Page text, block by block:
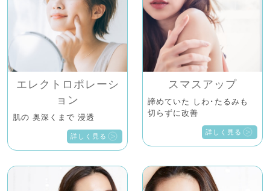
エレクトロポレーシ
ョン
肌の 奥深くまで 浸透
詳しく見る
スマスアップ
諦めていた しわ･たるみも
切らずに改善
詳しく見る